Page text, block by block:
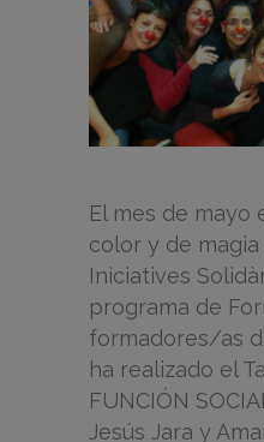
El mes de mayo
color y de
Iniciatives
programa de
formadores/as
ha realizado el
FUNCIÓN
Jesús Jara y